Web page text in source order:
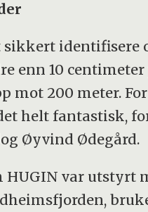
identifisere
enn 10 centimeter
mot 200 meter.
helt fantastisk,
Øyvind Ødegård.
HUGIN var utstyrt